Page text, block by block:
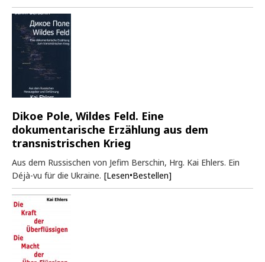
Dikoe Pole, Wildes Feld. Eine
dokumentarische Erzählung aus dem
transnistrischen Krieg
Aus dem Russischen von Jefim Berschin, Hrg. Kai Ehlers. Ein
Déjà-vu für die Ukraine. [Lesen•Bestellen]